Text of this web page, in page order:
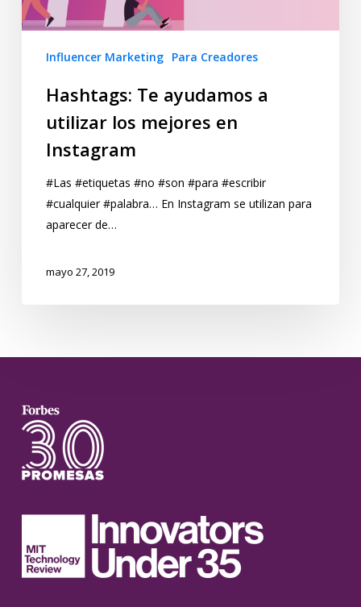
Influencer Marketing Para Creadores
Hashtags: Te ayudamos a
utilizar los mejores en
Instagram
#Las #etiquetas #no #son #para #escribir
#cualquier #palabra… En Instagram se utilizan para
aparecer de…
mayo 27, 2019